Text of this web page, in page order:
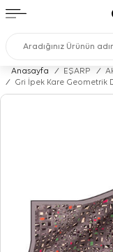
Anasayfa / EŞARP /
/
Gri İpek Kare Geometrik